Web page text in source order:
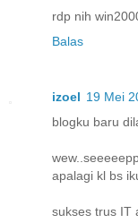
rdp nih
Balas
izoel 19 Mei
blogku baru
apalagi kl bs
sukses trus IT